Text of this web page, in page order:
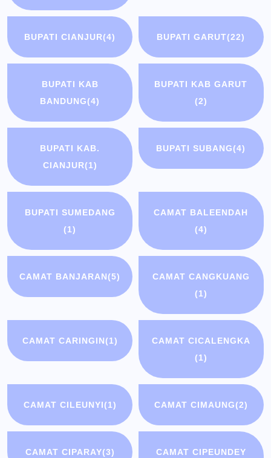
BUPATI CIANJUR(4) BUPATI GARUT(22)
BUPATI KAB
BANDUNG(4)
BUPATI KAB GARUT
(2)
BUPATI KAB.
CIANJUR(1)
BUPATI SUBANG(4)
BUPATI SUMEDANG
(1)
CAMAT BALEENDAH
(4)
CAMAT BANJARAN(5)
CAMAT CANGKUANG
(1)
CAMAT CARINGIN(1)
CAMAT CICALENGKA
(1)
CAMAT CILEUNYI(1) CAMAT CIMAUNG(2)
CAMAT CIPARAY(3)
CAMAT CIPEUNDEY